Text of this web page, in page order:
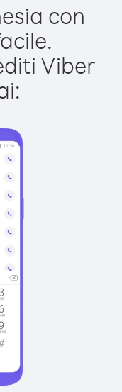
con
Viber